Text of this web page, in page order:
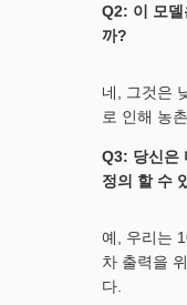
Q2: 이 모델
까?
네, 그것은
로 인해 농
Q3: 당신은
정의 할 수
예, 우리는
차 출력을
다.